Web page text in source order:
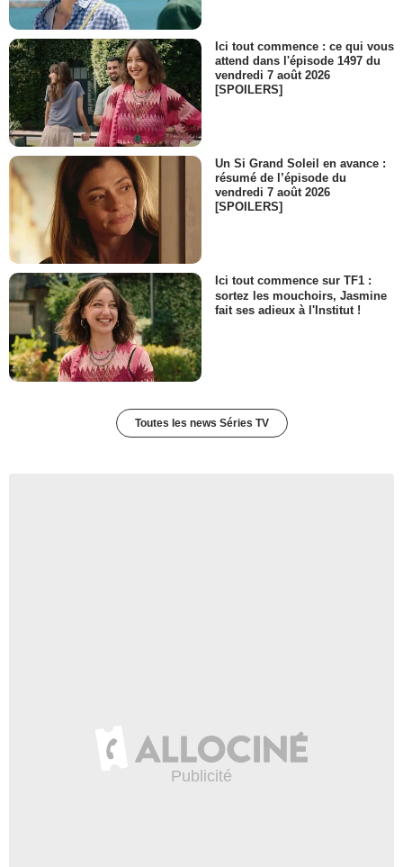
Ici tout commence : ce qui vous
attend dans l'épisode 1497 du
vendredi 7 août 2026
[SPOILERS]
Un Si Grand Soleil en avance :
résumé de l’épisode du
vendredi 7 août 2026
[SPOILERS]
Ici tout commence sur TF1 :
sortez les mouchoirs, Jasmine
fait ses adieux à l'Institut !
Toutes les news Séries TV